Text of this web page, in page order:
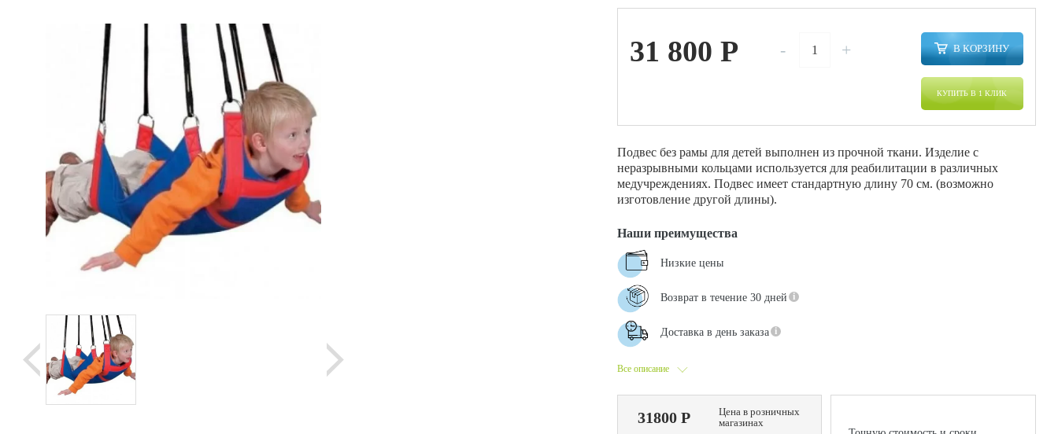
Уценка
Прокат инвалидной техники
Ортопедические матрасы и подушки
Домашняя медтехника
Экология дома
Товары для красоты и здоровья
Товары для врачей и мед.учреждений
Уникальные и полезные товары
Распродажа
Уценка
31 800 P - + В КОРЗИНУ
КУПИТЬ В 1 КЛИК
Подвес без рамы для детей выполнен из прочной ткани. Изделие с
неразрывными кольцами используется для реабилитации в различных
медучреждениях. Подвес имеет стандартную длину 70 см. (возможно
изготовление другой длины).
Все описание
Наши преимущества
Низкие цены
Возврат в течение 30 дней
Доставка в день заказа
31800 Р
Цена в розничных
магазинах